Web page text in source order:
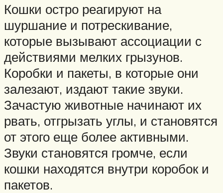
Кошки остро реагируют на
шуршание и потрескивание,
которые вызывают ассоциации с
действиями мелких грызунов.
Коробки и пакеты, в которые они
залезают, издают такие звуки.
Зачастую животные начинают их
рвать, отгрызать углы, и становятся
от этого еще более активными.
Звуки становятся громче, если
кошки находятся внутри коробок и
пакетов.